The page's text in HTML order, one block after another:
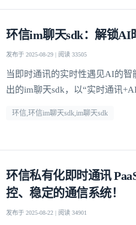
环信im聊天sdk：解锁AI
发布于 2025-08-29 | 阅读 33505
当即时通讯的实时性遇见AI的
出的im聊天sdk，以“实时通讯
环信,环信im聊天sdk,im聊天sdk
环信私有化即时通讯
控、稳定的通信系统！
发布于 2025-08-22 | 阅读 34901